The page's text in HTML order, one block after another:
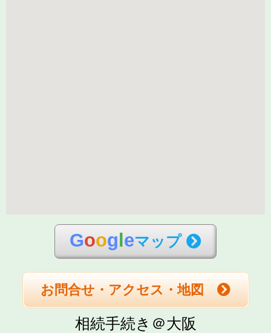
Goog eマップ
お問合せ・アクセス・地図
相続手続き＠大阪